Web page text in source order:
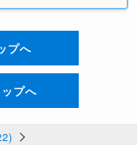
プへ
プへ